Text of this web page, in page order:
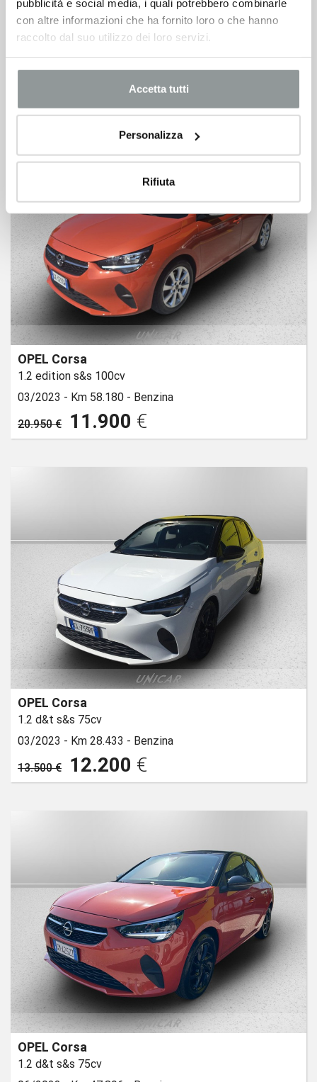
pubblicità e social media, i quali potrebbero combinarle
con altre informazioni che ha fornito loro o che hanno
raccolto dal suo utilizzo dei loro servizi.
Accetta tutti
Personalizza
Rifiuta
OPEL Corsa
1.2 edition s&s 75cv
11.900€
OPEL Corsa
1.2 edition s&s 100cv
03/2023 - Km 58.180 - Benzina
20.950 €
11.900 €
OPEL Corsa
1.2 d&t s&s 75cv
03/2023 - Km 28.433 - Benzina
13.500 €
12.200 €
OPEL Corsa
1.2 d&t s&s 75cv